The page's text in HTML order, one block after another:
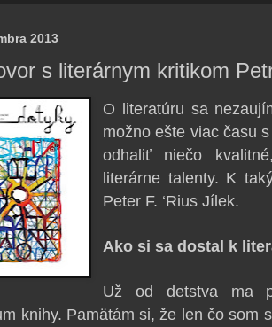
2013
s literárnym kritikom
O literatúru sa
možno ešte viac času
odhaliť niečo
literárne talenty. K
Peter F. ‘Rius Jílek.
Ako si sa dostal k
Už od detstva ma
knihy. Pamätám si, že len čo som